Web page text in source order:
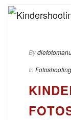
By
In Fotoshooting